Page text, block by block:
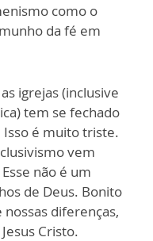
como o
da fé em
igrejas (inclusive
tem se fechado
é muito triste.
vem
não é um
de Deus. Bonito
diferenças,
Cristo.